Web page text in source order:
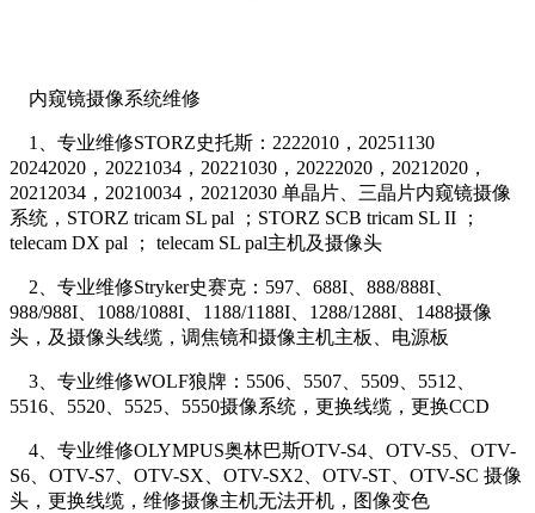
内窥镜摄像系统维修
1、专业维修STORZ史托斯：2222010，20251130
20242020，20221034，20221030，20222020，20212020，
20212034，20210034，20212030 单晶片、三晶片内窥镜摄像
系统，STORZ tricam SL pal ；STORZ SCB tricam SL II ；
telecam DX pal ； telecam SL pal主机及摄像头
2、专业维修Stryker史赛克：597、688I、888/888I、
988/988I、1088/1088I、1188/1188I、1288/1288I、1488摄像
头，及摄像头线缆，调焦镜和摄像主机主板、电源板
3、专业维修WOLF狼牌：5506、5507、5509、5512、
5516、5520、5525、5550摄像系统，更换线缆，更换CCD
4、专业维修OLYMPUS奥林巴斯OTV-S4、OTV-S5、OTV-
S6、OTV-S7、OTV-SX、OTV-SX2、OTV-ST、OTV-SC 摄像
头，更换线缆，维修摄像主机无法开机，图像变色